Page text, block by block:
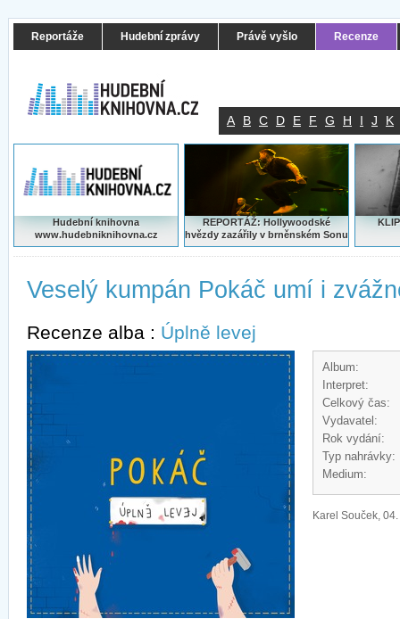
Reportáže Hudební zprávy Právě vyšlo Recenze
A B C D E F G H I J K
Hudební knihovna
www.hudebniknihovna.cz
REPORTÁŽ: Hollywoodské
hvězdy zazářily v brněnském Sonu
Veselý kumpán Pokáč umí i
Recenze alba : Úplně levej
Album:
Interpret:
Celkový čas:
Vydavatel:
Rok vydání:
Typ nahrávky:
Medium:
Karel Souček,